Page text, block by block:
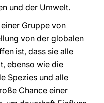
und der Umwelt.
Gruppe von
von der globalen
ist, dass sie alle
ebenso wie die
Spezies und alle
Chance einer